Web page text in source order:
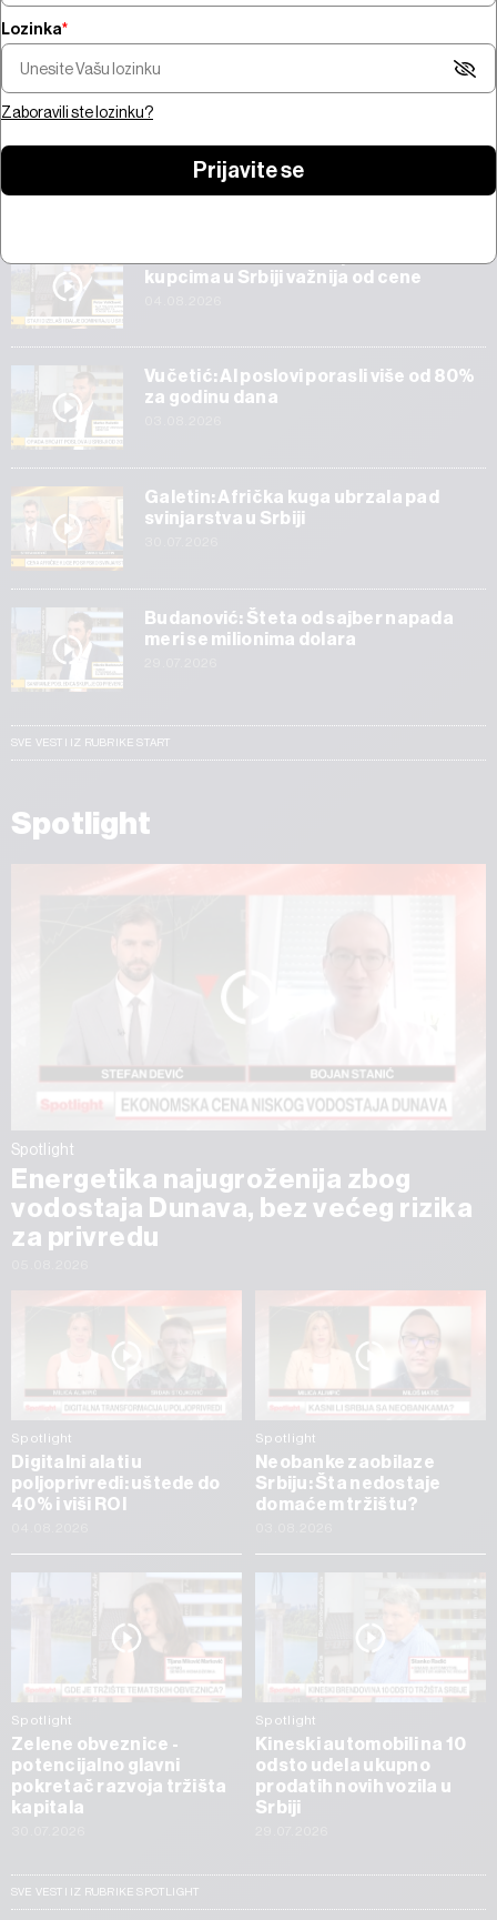
Kada „offline“ nije bezbedno:
$ potresa kripto-tržište
Iran i Oman
Start
kupcima u Srbiji važnija od cene
Vučetić: AI poslovi porasli više od 80%
za godinu dana
Galetin: Afrička kuga ubrzala pad
svinjarstva u Srbiji
Budanović: Šteta od sajber napada
meri se milionima dolara
SVE VESTI IZ RUBRIKE START
Spotlight
Spotlight
Energetika najugroženija zbog
vodostaja Dunava, bez većeg rizika
za privredu
Spotlight
Digitalni alati u
poljoprivredi: uštede do
40% i viši ROI
Spotlight
Neobanke zaobilaze
Srbiju: Šta nedostaje
domaćem tržištu?
Spotlight
Zelene obveznice -
potencijalno glavni
pokretač razvoja tržišta
kapitala
Spotlight
Kineski automobili na 10
odsto udela ukupno
prodatih novih vozila u
Srbiji
SVE VESTI IZ RUBRIKE SPOTLIGHT
Lozinka*
Zaboravili ste lozinku?
Prijavite se